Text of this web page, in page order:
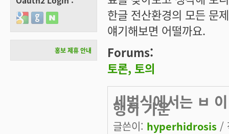
한글 전산환경의 모든 문
얘기해보면 어떨까요.
Forums:
토론, 토의
세벌식에서는 ㅂ
행히 가운
글쓴이: hyperhidrosis /
Login with Google
Login with GitHub
Login with Naver
홍보 제휴 안내